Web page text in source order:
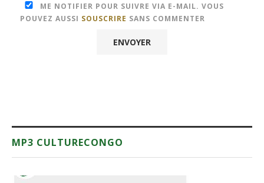
ME NOTIFIER POUR SUIVRE VIA E-MAIL. VOUS
POUVEZ AUSSI SOUSCRIRE SANS COMMENTER
MP3 CULTURECONGO